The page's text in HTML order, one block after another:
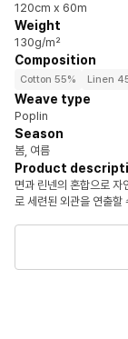
120cm x 60m
Weight
130g/m²
Composition
Cotton 55% Linen
Weave type
Poplin
Season
봄, 여름
Product
면과 린넨의 혼합으로 자
로 세련된 외관을 연출할